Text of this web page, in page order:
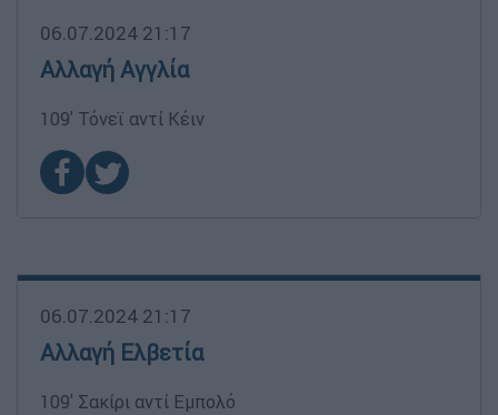
06.07.2024 21:17
Αλλαγή Αγγλία
109' Τόνεϊ αντί Κέιν
06.07.2024 21:17
Αλλαγή Ελβετία
109' Σακίρι αντί Εμπολό